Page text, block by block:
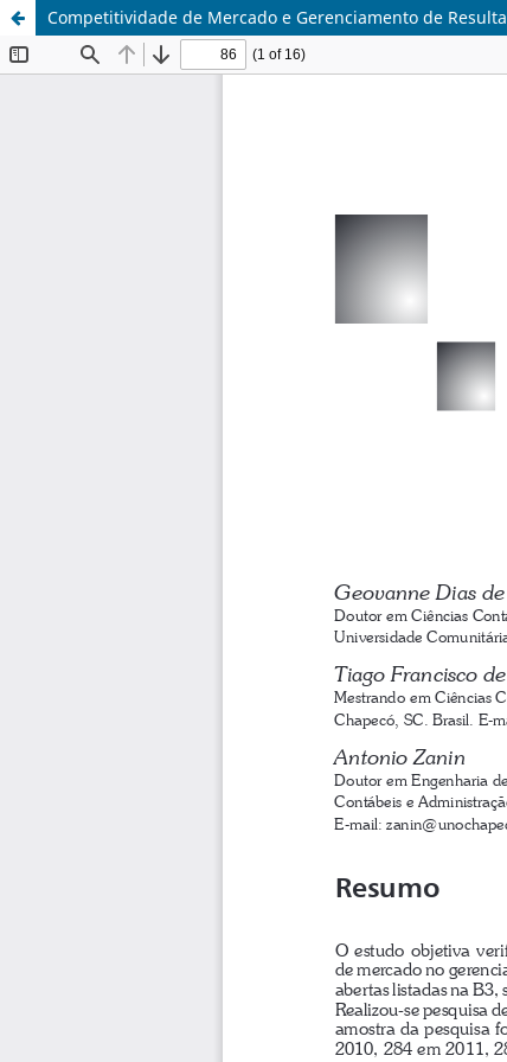
Competitividade de Mercado e Gerenciamento de